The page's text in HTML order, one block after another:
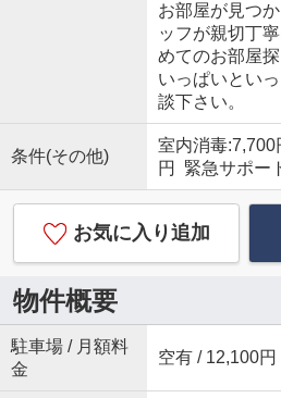
お部屋が見つ
ッフが親切丁
めてのお部屋
いっぱいとい
談下さい。
条件(その他)
室内消毒
円 緊急サポー
お気に入り追加
物件概要
駐車場 / 月額料
金
空有 / 12,100